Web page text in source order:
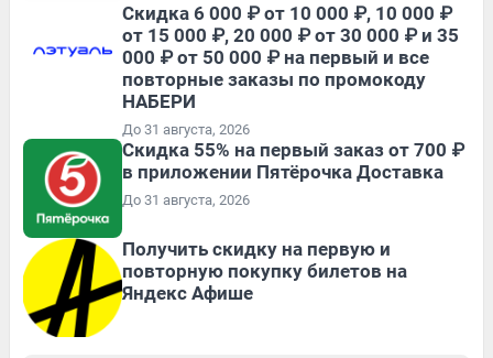
Скидка 6 000 ₽ от 10 000 ₽, 10 000 ₽
от 15 000 ₽, 20 000 ₽ от 30 000 ₽ и 35
000 ₽ от 50 000 ₽ на первый и все
повторные заказы по промокоду
НАБЕРИ
До 31 августа, 2026
Скидка 55% на первый заказ от 700 ₽
в приложении Пятёрочка Доставка
До 31 августа, 2026
Получить скидку на первую и
повторную покупку билетов на
Яндекс Афише